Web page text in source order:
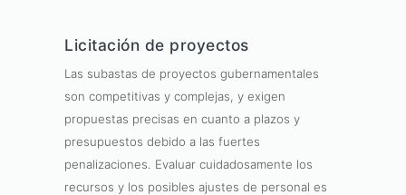
Licitación de proyectos
Las subastas de proyectos gubernamentales
son competitivas y complejas, y exigen
propuestas precisas en cuanto a plazos y
presupuestos debido a las fuertes
penalizaciones. Evaluar cuidadosamente los
recursos y los posibles ajustes de personal es